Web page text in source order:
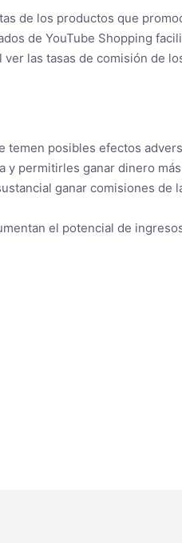
de los productos que
de YouTube Shopping
las tasas de comisión de
temen posibles efectos
y permitirles ganar dinero
ganar comisiones de
el potencial de